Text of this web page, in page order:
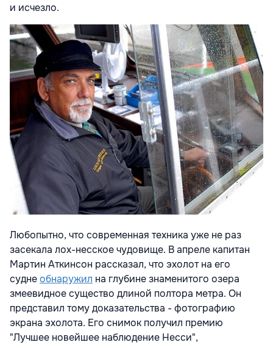
и исчезло.
Любопытно, что современная техника уже не раз
засекала лох-несское чудовище. В апреле капитан
Мартин Аткинсон рассказал, что эхолот на его
суднеобнаружил на глубине знаменитого озера
змеевидное существо длиной полтора метра. Он
представил тому доказательства - фотографию
экрана эхолота. Его снимок получил премию
"Лучшее новейшее наблюдение Несси",